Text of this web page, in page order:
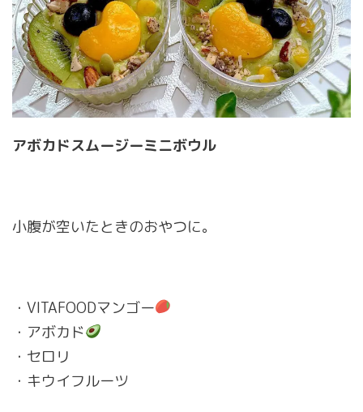
アボカドスムージーミニボウル
小腹が空いたときのおやつに。
・VITAFOODマンゴー
・アボカド
・セロリ
・キウイフルーツ